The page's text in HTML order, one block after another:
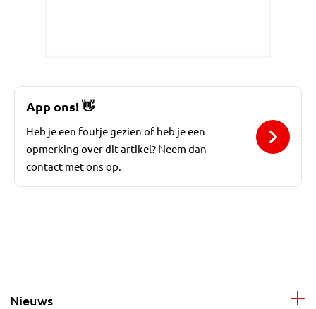
App ons!👋
Heb je een foutje gezien of heb je een
opmerking over dit artikel? Neem dan
contact met ons op.
Nieuws